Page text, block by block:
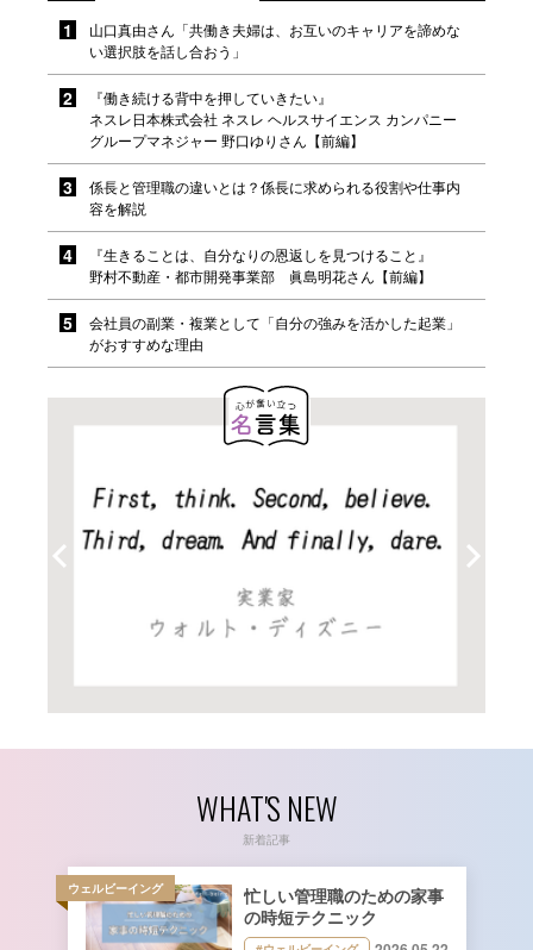
山口真由さん「共働き夫婦は、お互いのキャリアを諦めな
い選択肢を話し合おう」
『働き続ける背中を押していきたい』
ネスレ日本株式会社 ネスレ ヘルスサイエンス カンパニー
グループマネジャー 野口ゆりさん【前編】
係長と管理職の違いとは？係長に求められる役割や仕事内
容を解説
『生きることは、自分なりの恩返しを見つけること』
野村不動産・都市開発事業部 眞島明花さん【前編】
会社員の副業・複業として「自分の強みを活かした起業」
がおすすめな理由
WHAT'S NEW
新着記事
ウェルビーイング
忙しい管理職のための家事
の時短テクニック